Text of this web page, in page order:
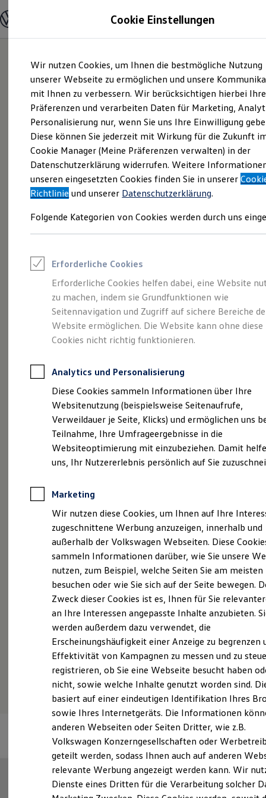
Hauptinhalt
springen
Footer
springen
Modelle und Konfigurator
Modelle vergleichen
Elektroautos
ENERGY Sondermodelle
Nutzfahrzeuge
SUV und CUV
Familienautos
Kombis
Kompaktwagen
Sportwagen
Schnell verfügbare Fahrzeuge
Angebote und Produkte
Aktuelle Angebote
E-Auto-Förderung
Volkswagen Marktplatz
Junge Gebrauchtwagen und Gebrauchtwagen
Saisonangebote
Leasing
Leasing-Angebote
Gebrauchtwagen Leasing
Junge Gebrauchtwagen-Leasing
Elektroauto Leasing
Kleinwagen-Leasing
Leasing ohne Anzahlung
Autokredit mit Schlussrate
Versicherungen und Garantien
Kfz-Versicherung
Restschuldversicherungen
Garantien
Wartungsverträge
Geschäftskunden
Professional Class bei Volkswagen
Großkunden
Behörden
Anpfiff zum Gewinn
Elektroautos
ID. Tutorials
Elektrofahrzeugkonzepte
Reichweite
Reichweite der ID. Modelle
Reichweite im Winter
Laden
Laden unterwegs
Laden Zuhause
Ladezeitensimulator
Batterie
Sicherheit
Garantie und Lebensdauer
Nachhaltigkeit
Technologie
Kosten und Kauf
Verbrauchskosten
Kaufoptionen
E-Auto-Förderung
Software und Konnektivität
Die ID. Software 6
ID. Software Versionen und Updates
Digitale Extras
Schnittstellen zu Ihrem ID.
Stilvollelektrisch. Der
ID.5
Impressum & Rechtliches
Probefahrt vereinbaren
Fahrzeugangebot anfordern
Serviceanfrage stellen
Cookie Einstellungen
Wir nutzen Cookies, um Ihnen die bestmögliche Nutzung
unserer Webseite zu ermöglichen und unsere
mit Ihnen zu verbessern. Wir berücksichtigen hierbei Ihre
Präferenzen und verarbeiten Daten für Marketing,
Personalisierung nur, wenn Sie uns Ihre Einwilligung
Diese können Sie jederzeit mit Wirkung für die Zukunft
Cookie Manager (Meine Präferenzen verwalten) in der
Datenschutzerklärung widerrufen. Weitere
unseren eingesetzten Cookies finden Sie in unserer
Richtlinie und unserer Datenschutzerklärung.
Folgende Kategorien von Cookies werden durch uns
Erforderliche Cookies
Erforderliche Cookies helfen dabei, eine Website
zu machen, indem sie Grundfunktionen wie
Seitennavigation und Zugriff auf sichere Bereiche
Website ermöglichen. Die Website kann ohne diese
Cookies nicht richtig funktionieren.
Analytics und Personalisierung
Diese Cookies sammeln Informationen über Ihre
Websitenutzung (beispielsweise Seitenaufrufe,
Verweildauer je Seite, Klicks) und ermöglichen uns
Teilnahme, Ihre Umfrageergebnisse in die
Websiteoptimierung mit einzubeziehen. Damit
uns, Ihr Nutzererlebnis persönlich auf Sie
Marketing
Wir nutzen diese Cookies, um Ihnen auf Ihre
zugeschnittene Werbung anzuzeigen, innerhalb und
außerhalb der Volkswagen Webseiten. Diese
sammeln Informationen darüber, wie Sie unsere
nutzen, zum Beispiel, welche Seiten Sie am meisten
besuchen oder wie Sie sich auf der Seite bewegen.
Zweck dieser Cookies ist es, Ihnen für Sie
an Ihre Interessen angepasste Inhalte anzubieten.
werden außerdem dazu verwendet, die
Erscheinungshäufigkeit einer Anzeige zu begrenzen
Effektivität von Kampagnen zu messen und zu
registrieren, ob Sie eine Webseite besucht haben
nicht, sowie welche Inhalte genutzt worden sind.
basiert auf einer eindeutigen Identifikation Ihres
sowie Ihres Internetgeräts. Die Informationen
anderen Webseiten oder Seiten Dritter, wie z.B.
Volkswagen Konzerngesellschaften oder
geteilt werden, sodass Ihnen auch auf anderen
relevante Werbung angezeigt werden kann. Wir
Dienste eines Dritten für die Verarbeitung solcher